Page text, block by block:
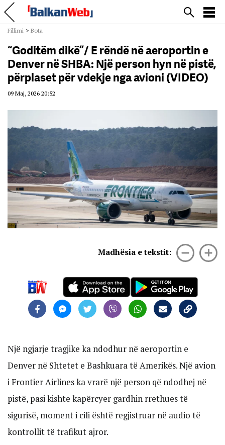
Fillimi > Bota
“Goditëm dikë”/ E rëndë në aeroportin e
Denver në SHBA: Një person hyn në pistë,
përplaset për vdekje nga avioni (VIDEO)
09 Maj, 2026 20:52
Madhësia e tekstit:
Një ngjarje tragjike ka ndodhur në aeroportin e
Denver në Shtetet e Bashkuara të Amerikës. Një avion
i Frontier Airlines ka vrarë një person që ndodhej në
pistë, pasi kishte kapërcyer gardhin rrethues të
sigurisë, moment i cili është regjistruar në audio të
kontrollit të trafikut ajror.